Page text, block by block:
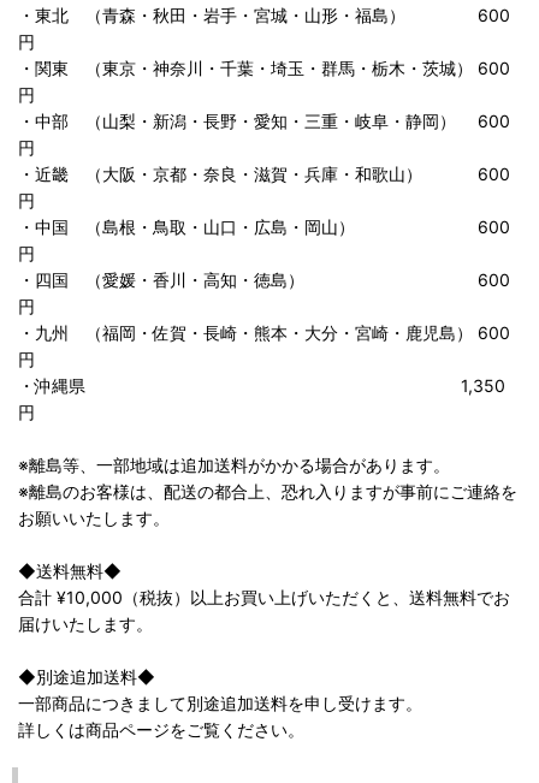
・東北 （青森・秋田・岩手・宮城・山形・福島） 600
円
・関東 （東京・神奈川・千葉・埼玉・群馬・栃木・茨城） 600
円
・中部 （山梨・新潟・長野・愛知・三重・岐阜・静岡） 600
円
・近畿 （大阪・京都・奈良・滋賀・兵庫・和歌山） 600
円
・中国 （島根・鳥取・山口・広島・岡山） 600
円
・四国 （愛媛・香川・高知・徳島） 600
円
・九州 （福岡・佐賀・長崎・熊本・大分・宮崎・鹿児島） 600
円
・沖縄県 1,350
円
※離島等、一部地域は追加送料がかかる場合があります。
※離島のお客様は、配送の都合上、恐れ入りますが事前にご連絡を
お願いいたします。
◆送料無料◆
合計 ¥10,000（税抜）以上お買い上げいただくと、送料無料でお
届けいたします。
◆別途追加送料◆
一部商品につきまして別途追加送料を申し受けます。
詳しくは商品ページをご覧ください。